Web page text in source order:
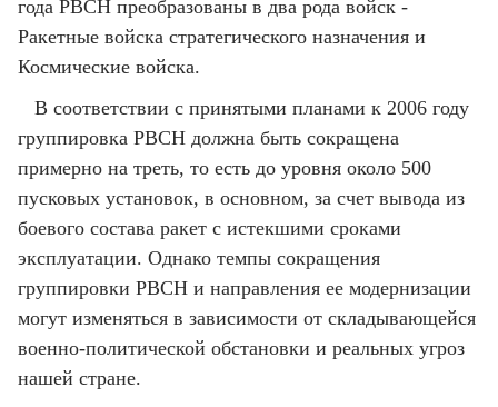
года РВСН преобразованы в два рода войск -
Ракетные войска стратегического назначения и
Космические войска.
В соответствии с принятыми планами к 2006 году
группировка РВСН должна быть сокращена
примерно на треть, то есть до уровня около 500
пусковых установок, в основном, за счет вывода из
боевого состава ракет с истекшими сроками
эксплуатации. Однако темпы сокращения
группировки РВСН и направления ее модернизации
могут изменяться в зависимости от складывающейся
военно-политической обстановки и реальных угроз
нашей стране.